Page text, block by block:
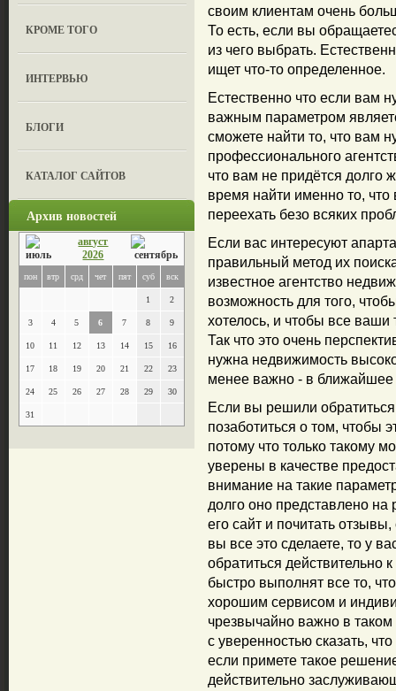
КРОМЕ ТОГО
ИНТЕРВЬЮ
БЛОГИ
КАТАЛОГ САЙТОВ
Архив новостей
август
2026
пон втр срд чет пят суб вск
1 2
3 4 5 6 7 8 9
10 11 12 13 14 15 16
17 18 19 20 21 22 23
24 25 26 27 28 29 30
31
своим клиентам очень
То есть, если вы
из чего выбрать.
ищет что-то определенное.
Естественно что если вам
важным параметром
сможете найти то, что вам
профессионального
что вам не придётся долго
время найти именно то, что
переехать безо всяких
Если вас интересуют
правильный метод их
известное агентство
возможность для того,
хотелось, и чтобы все
Так что это очень
нужна недвижимость
менее важно - в
Если вы решили
позаботиться о том, чтобы
потому что только такому
уверены в качестве
внимание на такие
долго оно представлено
его сайт и почитать
вы все это сделаете, то у
обратиться действительно
быстро выполнят все то,
хорошим сервисом и
чрезвычайно важно в
с уверенностью сказать,
если примете такое
действительно